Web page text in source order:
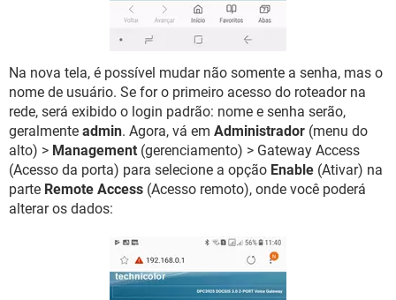
Na nova tela, é possível mudar não somente a senha, mas o
nome de usuário. Se for o primeiro acesso do roteador na
rede, será exibido o login padrão: nome e senha serão,
geralmente admin. Agora, vá em Administrador (menu do
alto) > Management (gerenciamento) > Gateway Access
(Acesso da porta) para selecione a opção Enable (Ativar) na
parte Remote Access (Acesso remoto), onde você poderá
alterar os dados: